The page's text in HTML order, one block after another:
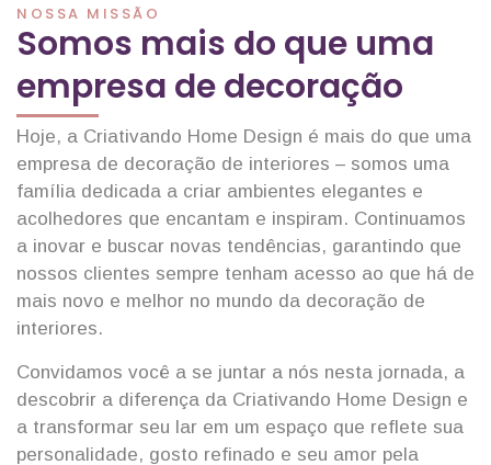
NOSSA MISSÃO
Somos mais do que uma
empresa de decoração
Hoje, a Criativando Home Design é mais do que uma
empresa de decoração de interiores – somos uma
família dedicada a criar ambientes elegantes e
acolhedores que encantam e inspiram. Continuamos
a inovar e buscar novas tendências, garantindo que
nossos clientes sempre tenham acesso ao que há de
mais novo e melhor no mundo da decoração de
interiores.
Convidamos você a se juntar a nós nesta jornada, a
descobrir a diferença da Criativando Home Design e
a transformar seu lar em um espaço que reflete sua
personalidade, gosto refinado e seu amor pela